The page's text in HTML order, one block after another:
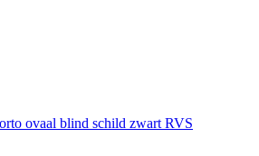
ovaal blind schild zwart RVS